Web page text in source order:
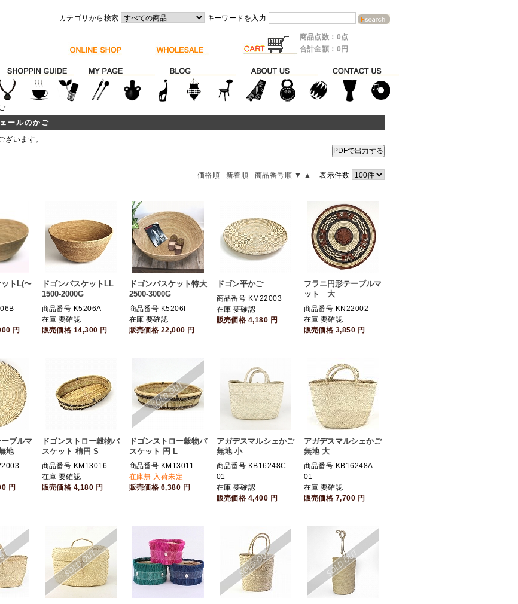
カテゴリから検索 キーワードを入力
商品点数：0点
合計金額：0円
ールのかご
ざいます。
PDFで出力する
価格順 新着順 商品番号順 ▼ ▲ 表示件数
ットL(〜
円
ドゴンバスケットLL
1500-2000G
商品番号 K5206A
在庫 要確認
販売価格 14,300 円
ドゴンバスケット特大
2500-3000G
商品番号 K5206I
在庫 要確認
販売価格 22,000 円
ドゴン平かご
商品番号 KM22003
在庫 要確認
販売価格 4,180 円
フラニ円形テーブルマ
ット 大
商品番号 KN22002
在庫 要確認
販売価格 3,850 円
ブルマ
地
円
ドゴンストロー穀物バ
スケット 楕円 S
商品番号 KM13016
在庫 要確認
販売価格 4,180 円
ドゴンストロー穀物バ
スケット 円 L
商品番号 KM13011
在庫無 入荷未定
販売価格 6,380 円
アガデスマルシェかご
無地 小
商品番号 KB16248C-
01
在庫 要確認
販売価格 4,400 円
アガデスマルシェかご
無地 大
商品番号 KB16248A-
01
在庫 要確認
販売価格 7,700 円